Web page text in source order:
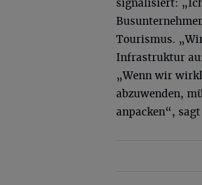
signalisiert:
Tourismus.
Infrastruktur
„Wenn wir
abzuwenden,
anpacken“, sagt